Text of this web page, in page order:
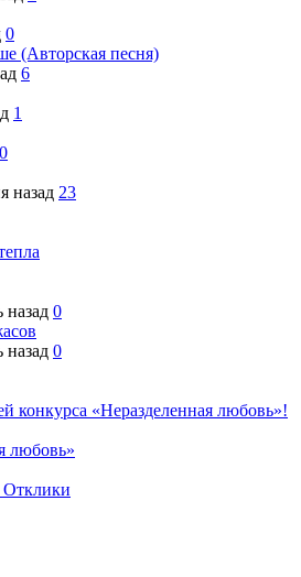
0
(Авторская песня)
6
1
назад 23
назад 0
назад 0
конкурса «Неразделенная любовь»!
любовь»
Отклики